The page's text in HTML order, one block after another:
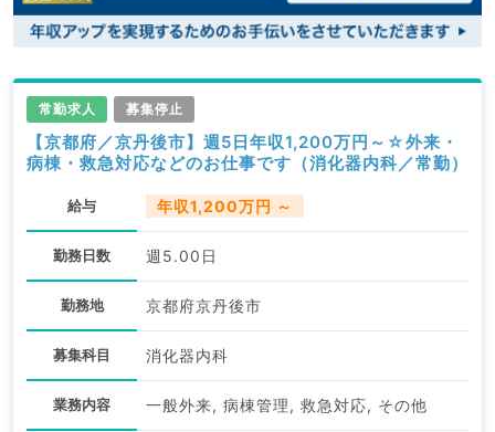
常勤求人 募集停止
【京都府／京丹後市】週5日年収1,200万円～☆外来・
病棟・救急対応などのお仕事です（消化器内科／常勤）
給与 年収1,200万円 ～
勤務日数 週5.00日
勤務地 京都府京丹後市
募集科目 消化器内科
業務内容 一般外来, 病棟管理, 救急対応, その他